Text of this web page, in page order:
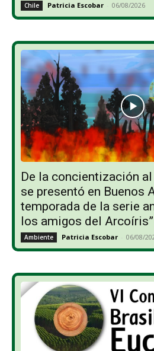
Chile Patricia Escobar - 06/08/2026
De la concientización
se presentó en Buenos
temporada de la serie
los amigos del Arcoíris”
Ambiente Patricia Escobar - 06/08/